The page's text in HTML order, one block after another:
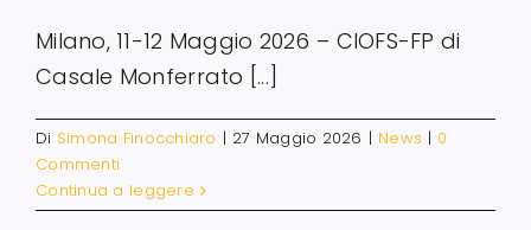
Milano, 11-12 Maggio 2026 – CIOFS-FP di
Casale Monferrato [...]
Di Simona Finocchiaro | 27 Maggio 2026 | News | 0
Commenti
Continua a leggere